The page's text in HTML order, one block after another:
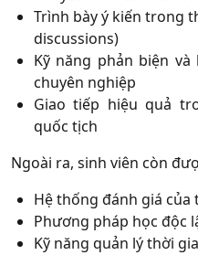
Trình bày ý kiến trong
discussions)
Kỹ năng phản biện
chuyên nghiệp
Giao tiếp hiệu quả
quốc tịch
Ngoài ra, sinh viên còn
Hệ thống đánh giá của
Phương pháp học độc
Kỹ năng quản lý thời